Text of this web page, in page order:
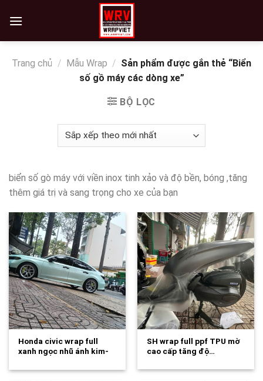
Trang chủ / Mẫu Wrap / Sản phẩm được gắn thẻ “Biển
số gồ máy các dòng xe”
BỘ LỌC
biển số gò máy với viền inox tinh xảo và độ bền, bóng ,tăng
thêm giá trị và sang trọng cho xe của bạn
Honda civic wrap full
xanh ngọc nhũ ánh kim-
SH wrap full ppf TPU mờ
cao cấp tăng độ…